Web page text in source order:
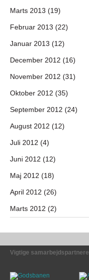
Marts 2013 (19)
Februar 2013 (22)
Januar 2013 (12)
December 2012 (16)
November 2012 (31)
Oktober 2012 (35)
September 2012 (24)
August 2012 (12)
Juli 2012 (4)
Juni 2012 (12)
Maj 2012 (18)
April 2012 (26)
Marts 2012 (2)
Vigtige samarbejdspartnere